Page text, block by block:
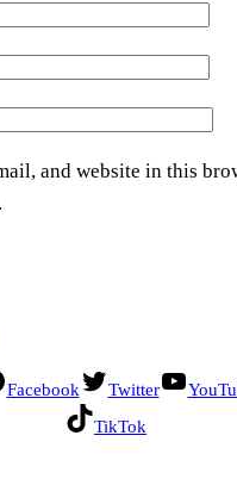
and website in this
Facebook Twitter
TikTok